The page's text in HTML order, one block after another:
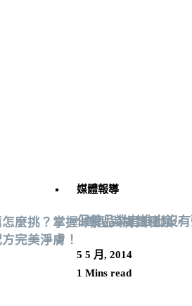
媒體報導
保養品業者推出沒
5 5 月, 2014
1 Mins read
麼挑？掌握4劑型與膚質種類，
完美淨膚！